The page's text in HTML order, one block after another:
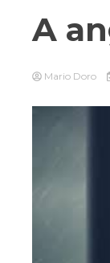
A
Mario Doro